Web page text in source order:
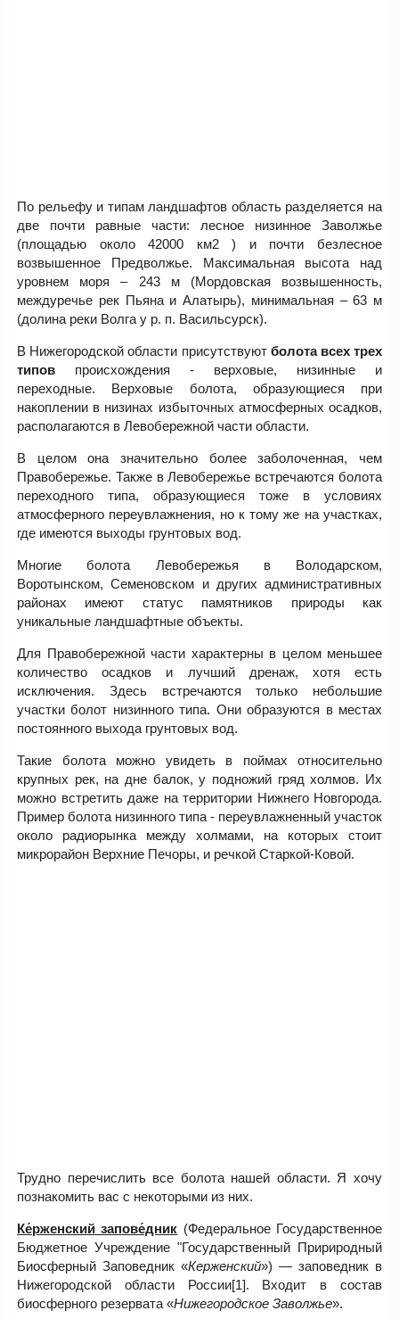
По рельефу и типам ландшафтов область разделяется на
две почти равные части: лесное низинное Заволжье
(площадью около 42000 км2 ) и почти безлесное
возвышенное Предволжье. Максимальная высота над
уровнем моря – 243 м (Мордовская возвышенность,
междуречье рек Пьяна и Алатырь), минимальная – 63 м
(долина реки Волга у р. п. Васильсурск).
В Нижегородской области присутствуют болота всех трех
типов происхождения - верховые, низинные и
переходные. Верховые болота, образующиеся при
накоплении в низинах избыточных атмосферных осадков,
располагаются в Левобережной части области.
В целом она значительно более заболоченная, чем
Правобережье. Также в Левобережье встречаются болота
переходного типа, образующиеся тоже в условиях
атмосферного переувлажнения, но к тому же на участках,
где имеются выходы грунтовых вод.
Многие болота Левобережья в Володарском,
Воротынском, Семеновском и других административных
районах имеют статус памятников природы как
уникальные ландшафтные объекты.
Для Правобережной части характерны в целом меньшее
количество осадков и лучший дренаж, хотя есть
исключения. Здесь встречаются только небольшие
участки болот низинного типа. Они образуются в местах
постоянного выхода грунтовых вод.
Такие болота можно увидеть в поймах относительно
крупных рек, на дне балок, у подножий гряд холмов. Их
можно встретить даже на территории Нижнего Новгорода.
Пример болота низинного типа - переувлажненный участок
около радиорынка между холмами, на которых стоит
микрорайон Верхние Печоры, и речкой Старкой-Ковой.
Трудно перечислить все болота нашей области. Я хочу
познакомить вас с некоторыми из них.
Ке́рженский запове́дник (Федеральное Государственное
Бюджетное Учреждение "Государственный Пририродный
Биосферный Заповедник «Керженский») — заповедник в
Нижегородской области России[1]. Входит в состав
биосферного резервата «Нижегородское Заволжье».